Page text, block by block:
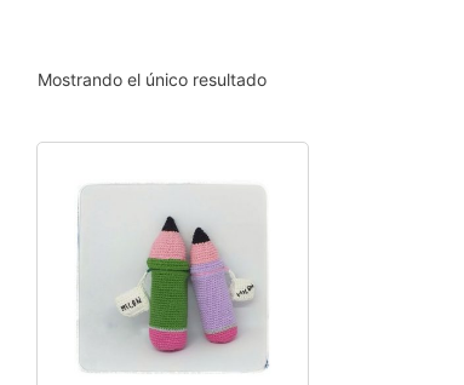
Mostrando el único resultado